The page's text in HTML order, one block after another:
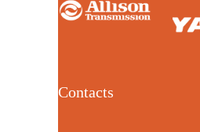
Contacts